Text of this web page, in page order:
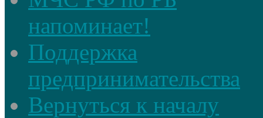
напоминает!
Поддержка
предпринимательства
Вернуться к началу